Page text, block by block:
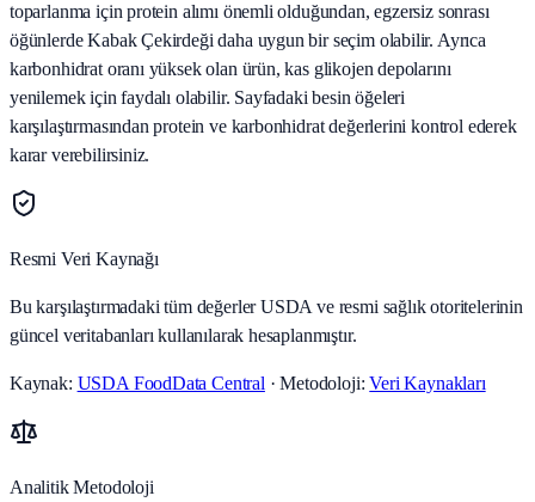
toparlanma için protein alımı önemli olduğundan, egzersiz sonrası
öğünlerde Kabak Çekirdeği daha uygun bir seçim olabilir. Ayrıca
karbonhidrat oranı yüksek olan ürün, kas glikojen depolarını
yenilemek için faydalı olabilir. Sayfadaki besin öğeleri
karşılaştırmasından protein ve karbonhidrat değerlerini kontrol ederek
karar verebilirsiniz.
Resmi Veri Kaynağı
Bu karşılaştırmadaki tüm değerler USDA ve resmi sağlık otoritelerinin
güncel veritabanları kullanılarak hesaplanmıştır.
Kaynak: USDA FoodData Central · Metodoloji:Veri Kaynakları
Analitik Metodoloji